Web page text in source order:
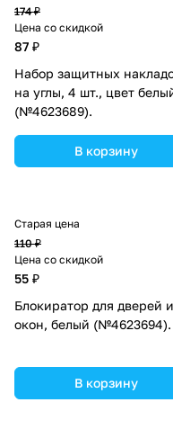
174 ₽
Цена со скидкой
87 ₽
Набор защитных
на углы, 4 шт., цвет
(№4623689).
В корзину
Старая цена
110 ₽
Цена со скидкой
55 ₽
Блокиратор для дверей и
окон, белый (№4623694).
В корзину